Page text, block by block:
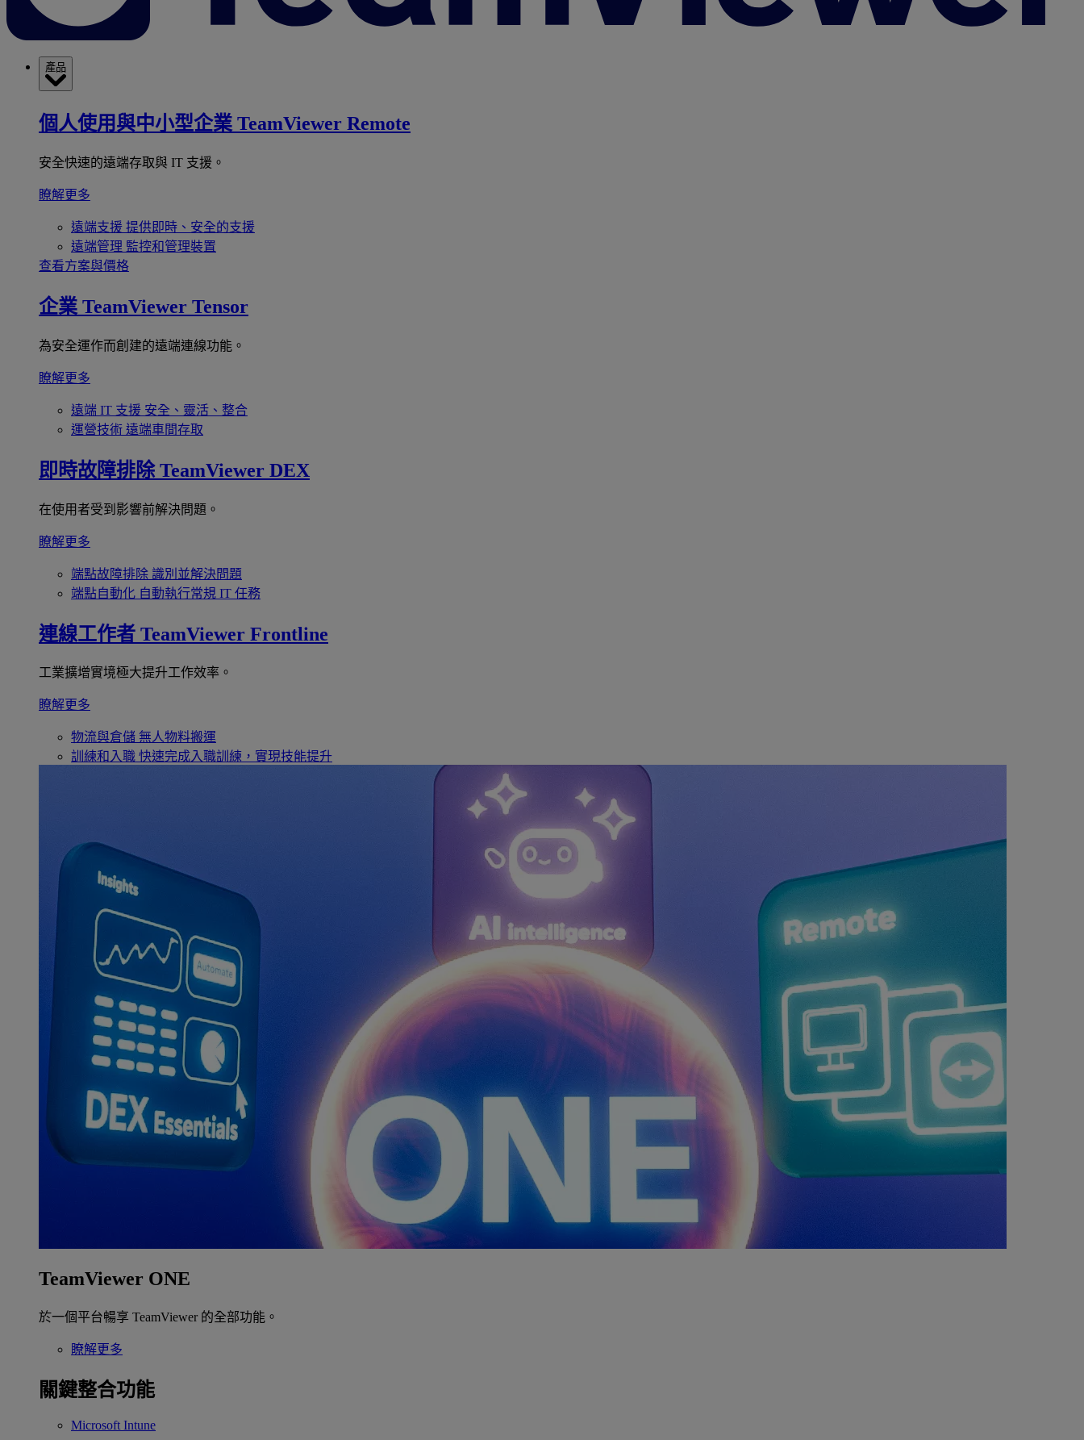
產品
個人使用與中小型企業 TeamViewer Remote
安全快速的遠端存取與 IT 支援。
瞭解更多
遠端支援 提供即時、安全的支援
遠端管理 監控和管理裝置
查看方案與價格
企業 TeamViewer Tensor
為安全運作而創建的遠端連線功能。
瞭解更多
遠端 IT 支援 安全、靈活、整合
運營技術 遠端車間存取
即時故障排除 TeamViewer DEX
在使用者受到影響前解決問題。
瞭解更多
端點故障排除 識別並解決問題
端點自動化 自動執行常規 IT 任務
連線工作者 TeamViewer Frontline
工業擴增實境極大提升工作效率。
瞭解更多
物流與倉儲 無人物料搬運
訓練和入職 快速完成入職訓練，實現技能提升
TeamViewer ONE
於一個平台暢享 TeamViewer 的全部功能。
瞭解更多
關鍵整合功能
Microsoft Intune